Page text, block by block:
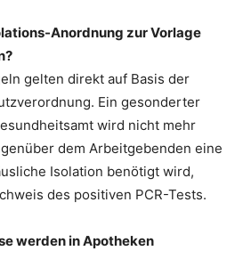
Anordnung zur Vorlage
gelten direkt auf Basis der
Ein gesonderter
wird nicht mehr
dem Arbeitgebenden eine
Isolation benötigt wird,
des positiven PCR-Tests.
werden in Apotheken